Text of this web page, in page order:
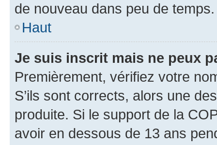
de nouveau dans peu de temps.
Haut
Je suis inscrit mais ne peux
Premièrement, vérifiez votre
S’ils sont corrects, alors une
produite. Si le support de la
avoir en dessous de 13 ans